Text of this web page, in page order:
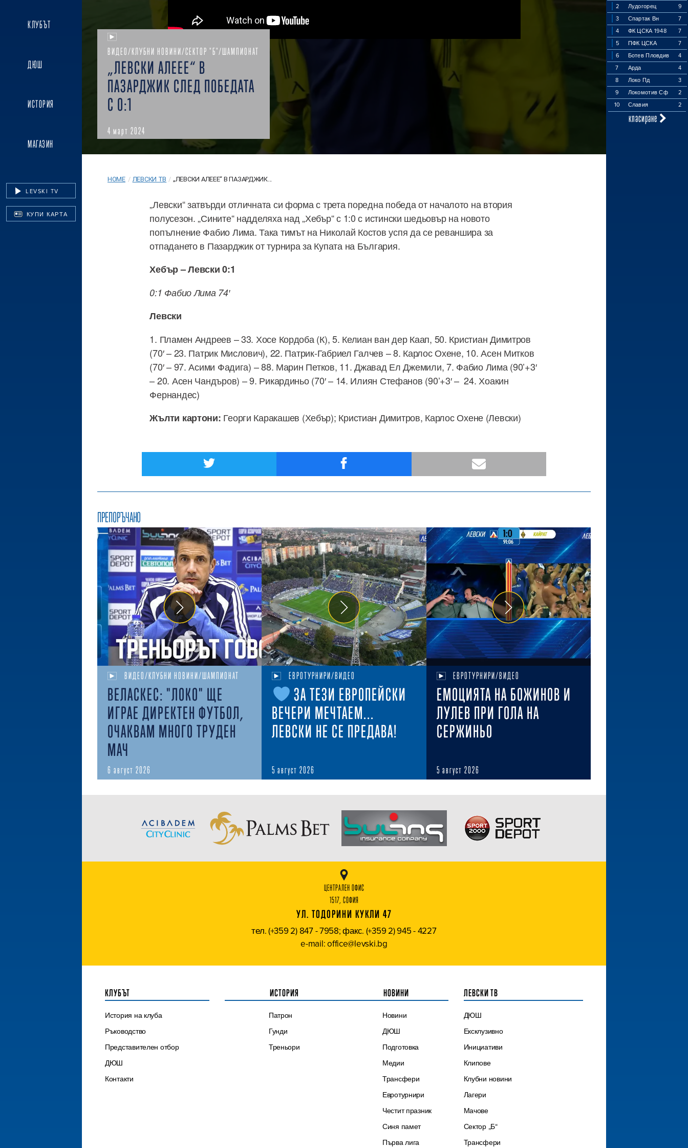
КЛУБЪТ
ДЮШ
ИСТОРИЯ
МАГАЗИН
LEVSKI TV
КУПИ КАРТА
2 Лудогорец
9
3
Спартак Вн
7
4
ФК ЦСКА 1948
7
5
ПФК ЦСКА
7
6
Ботев Пловдив
4
7
Арда
4
8
Локо Пд
3
9
Локомотив Сф
2
10
Славия 2
класиране
ВИДЕО/КЛУБНИ НОВИНИ/СЕКТОР "Б"/ШАМПИОНАТ
„ЛЕВСКИ АЛЕЕЕ“ В
ПАЗАРДЖИК СЛЕД ПОБЕДАТА
С 0:1
4 март 2024
HOME / ЛЕВСКИ ТВ / „ЛЕВСКИ АЛЕЕЕ“ В ПАЗАРДЖИК...
„Левски“ затвърди отличната си форма с трета поредна победа от началото на втория
полусезон. „Сините“ надделяха над „Хебър“ с 1:0 с истински шедьовър на новото
попълнение Фабио Лима. Така тимът на Николай Костов успя да се реваншира за
отпадането в Пазарджик от турнира за Купата на България.
Хебър – Левски 0:1
0:1 Фабио Лима 74′
Левски
1. Пламен Андреев – 33. Хосе Кордоба (К), 5. Келиан ван дер Каап, 50. Кристиан Димитров
(70′ – 23. Патрик Мислович), 22. Патрик-Габриел Галчев – 8. Карлос Охене, 10. Асен Митков
(70′ – 97. Асими Фадига) – 88. Марин Петков, 11. Джавад Ел Джемили, 7. Фабио Лима (90’+3′
– 20. Асен Чандъров) – 9. Рикардиньо (70′ – 14. Илиян Стефанов (90’+3′ – 24. Хоакин
Фернандес)
Жълти картони: Георги Каракашев (Хебър); Кристиан Димитров, Карлос Охене (Левски)
ПРЕПОРЪЧАНО
ВИДЕО/КЛУБНИ НОВИНИ/ШАМПИОНАТ
ВЕЛАСКЕС: "ЛОКО" ЩЕ
ИГРАЕ ДИРЕКТЕН ФУТБОЛ,
ОЧАКВАМ МНОГО ТРУДЕН
МАЧ
6 август 2026
ЕВРОТУРНИРИ/ВИДЕО
ЗА ТЕЗИ ЕВРОПЕЙСКИ
ВЕЧЕРИ МЕЧТАЕМ...
ЛЕВСКИ НЕ СЕ ПРЕДАВА!
5 август 2026
ЕВРОТУРНИРИ/ВИДЕО
ЕМОЦИЯТА НА БОЖИНОВ И
ЛУЛЕВ ПРИ ГОЛА НА
СЕРЖИНЬО
5 август 2026
ЦЕНТРАЛЕН ОФИС
1517, СОФИЯ
УЛ. ТОДОРИНИ КУКЛИ 47
тел. (+359 2) 847 - 7958; факс. (+359 2) 945 - 4227
e-mail: office@levski.bg
КЛУБЪТ
История на клуба
Ръководство
Представителен отбор
ДЮШ
Контакти
ИСТОРИЯ
Патрон
Гунди
Треньори
НОВИНИ
Новини
ДЮШ
Подготовка
Медии
Трансфери
Евротурнири
Честит празник
Синя памет
Първа лига
ЛЕВСКИ ТВ
ДЮШ
Ексклузивно
Инициативи
Клипове
Клубни новини
Лагери
Мачове
Сектор „Б“
Трансфери